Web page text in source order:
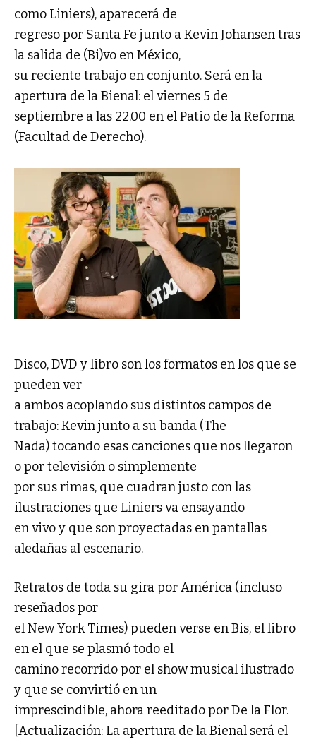
como Liniers), aparecerá de
regreso por Santa Fe junto a Kevin Johansen tras
la salida de (Bi)vo en México,
su reciente trabajo en conjunto. Será en la
apertura de la Bienal: el viernes 5 de
septiembre a las 22.00 en el Patio de la Reforma
(Facultad de Derecho).
Disco, DVD y libro son los formatos en los que se
pueden ver
a ambos acoplando sus distintos campos de
trabajo: Kevin junto a su banda (The
Nada) tocando esas canciones que nos llegaron
o por televisión o simplemente
por sus rimas, que cuadran justo con las
ilustraciones que Liniers va ensayando
en vivo y que son proyectadas en pantallas
aledañas al escenario.
Retratos de toda su gira por América (incluso
reseñados por
el New York Times) pueden verse en Bis, el libro
en el que se plasmó todo el
camino recorrido por el show musical ilustrado
y que se convirtió en un
imprescindible, ahora reeditado por De la Flor.
[Actualización: La apertura de la Bienal será el